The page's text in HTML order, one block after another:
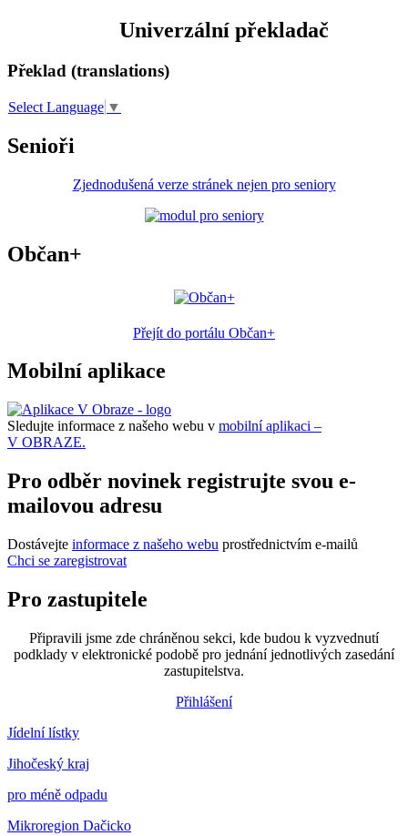
Univerzální překladač
Překlad (translations)
Select Language ▼
Senioři
Zjednodušená verze stránek nejen pro seniory
Občan+
Přejít do portálu Občan+
Mobilní aplikace
Sledujte informace z našeho webu v mobilní aplikaci –
V OBRAZE.
Pro odběr novinek registrujte svou e-
mailovou adresu
Dostávejte informace z našeho webu prostřednictvím e-mailů
Chci se zaregistrovat
Pro zastupitele
Připravili jsme zde chráněnou sekci, kde budou k vyzvednutí
podklady v elektronické podobě pro jednání jednotlivých zasedání
zastupitelstva.
Přihlášení
Jídelní lístky
Jihočeský kraj
pro méně odpadu
Mikroregion Dačicko